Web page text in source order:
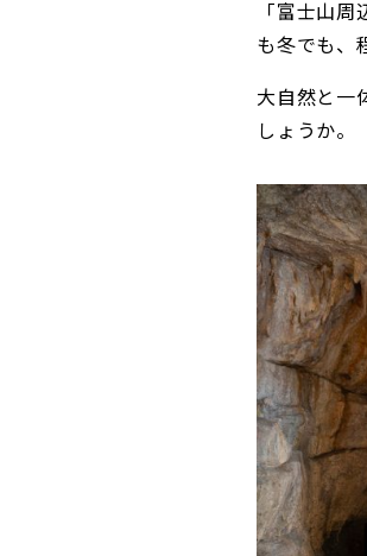
「富士山
も冬でも、
大自然と一
しょうか。